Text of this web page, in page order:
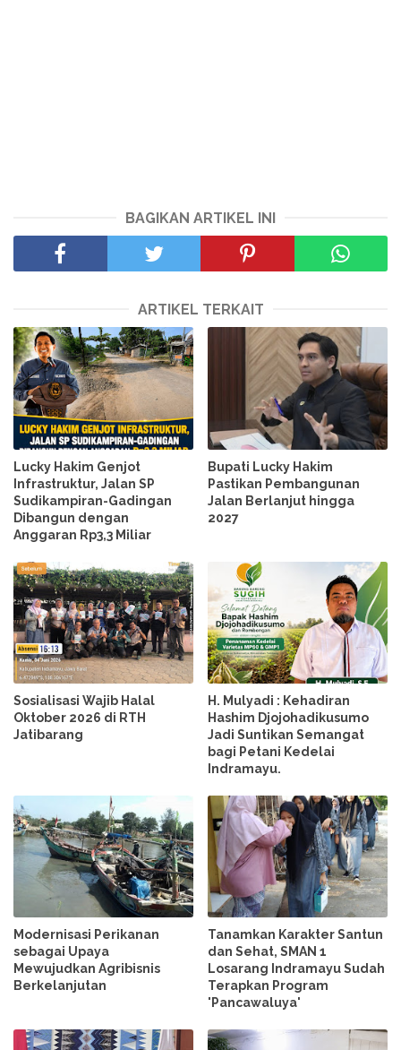
BAGIKAN ARTIKEL INI
ARTIKEL TERKAIT
Lucky Hakim Genjot
Infrastruktur, Jalan SP
Sudikampiran-Gadingan
Dibangun dengan
Anggaran Rp3,3 Miliar
Bupati Lucky Hakim
Pastikan Pembangunan
Jalan Berlanjut hingga
2027
Sosialisasi Wajib Halal
Oktober 2026 di RTH
Jatibarang
H. Mulyadi : Kehadiran
Hashim Djojohadikusumo
Jadi Suntikan Semangat
bagi Petani Kedelai
Indramayu.
Modernisasi Perikanan
sebagai Upaya
Mewujudkan Agribisnis
Berkelanjutan
Tanamkan Karakter Santun
dan Sehat, SMAN 1
Losarang Indramayu Sudah
Terapkan Program
'Pancawaluya'